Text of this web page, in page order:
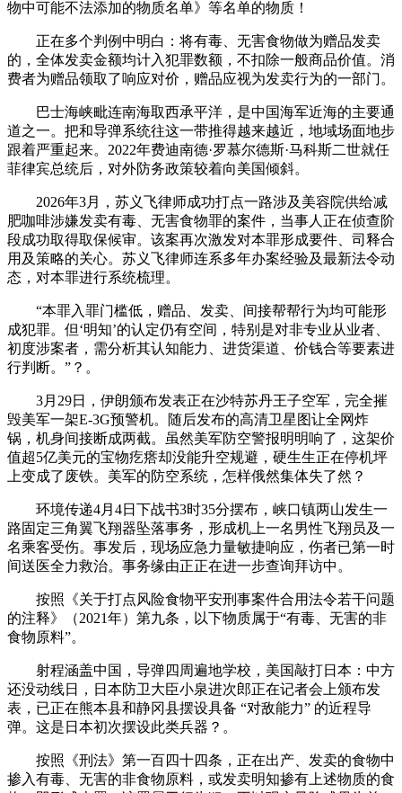
物中可能不法添加的物质名单》等名单的物质！
正在多个判例中明白：将有毒、无害食物做为赠品发卖
的，全体发卖金额均计入犯罪数额，不扣除一般商品价值。消
费者为赠品领取了响应对价，赠品应视为发卖行为的一部门。
巴士海峡毗连南海取西承平洋，是中国海军近海的主要通
道之一。把和导弹系统往这一带推得越来越近，地域场面地步
跟着严重起来。2022年费迪南德·罗慕尔德斯·马科斯二世就任
菲律宾总统后，对外防务政策较着向美国倾斜。
2026年3月，苏义飞律师成功打点一路涉及美容院供给减
肥咖啡涉嫌发卖有毒、无害食物罪的案件，当事人正在侦查阶
段成功取得取保候审。该案再次激发对本罪形成要件、司释合
用及策略的关心。苏义飞律师连系多年办案经验及最新法令动
态，对本罪进行系统梳理。
“本罪入罪门槛低，赠品、发卖、间接帮帮行为均可能形
成犯罪。但‘明知’的认定仍有空间，特别是对非专业从业者、
初度涉案者，需分析其认知能力、进货渠道、价钱合等要素进
行判断。”？。
3月29日，伊朗颁布发表正在沙特苏丹王子空军，完全摧
毁美军一架E-3G预警机。随后发布的高清卫星图让全网炸
锅，机身间接断成两截。虽然美军防空警报明明响了，这架价
值超5亿美元的宝物疙瘩却没能升空规避，硬生生正在停机坪
上变成了废铁。美军的防空系统，怎样俄然集体失了然？
环境传递4月4日下战书3时35分摆布，峡口镇两山发生一
路固定三角翼飞翔器坠落事务，形成机上一名男性飞翔员及一
名乘客受伤。事发后，现场应急力量敏捷响应，伤者已第一时
间送医全力救治。事务缘由正正在进一步查询拜访中。
按照《关于打点风险食物平安刑事案件合用法令若干问题
的注释》（2021年）第九条，以下物质属于“有毒、无害的非
食物原料”。
射程涵盖中国，导弹四周遍地学校，美国敲打日本：中方
还没动线日，日本防卫大臣小泉进次郎正在记者会上颁布发
表，已正在熊本县和静冈县摆设具备 “对敌能力” 的近程导
弹。这是日本初次摆设此类兵器？。
按照《刑法》第一百四十四条，正在出产、发卖的食物中
掺入有毒、无害的非食物原料，或发卖明知掺有上述物质的食